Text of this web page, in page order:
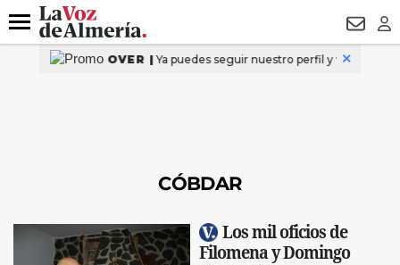
DESTACADO
Menú
CÓBDAR
Los mil oficios de
Filomena y Domingo